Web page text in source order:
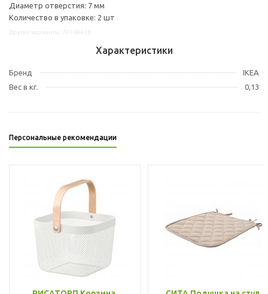
Диаметр отверстия: 7 мм
Количество в упаковке: 2 шт
Характеристики
Бренд
IKEA
Вес в кг.
0,13
Персональные рекомендации